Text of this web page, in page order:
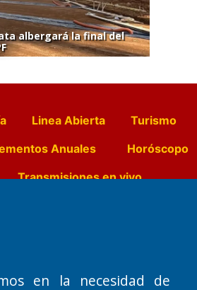
albergará la final del
Linea Abierta Turismo
Anuales Horóscopo
Transmisiones en vivo
Dr. Jorge Ricardo Nemesio
Redacción, Administración,
en la necesidad de